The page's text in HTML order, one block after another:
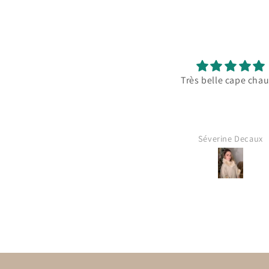
Chaussures vraiment
hésiter !
Josephine AUBLE